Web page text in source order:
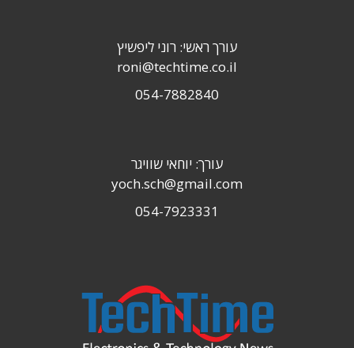
עורך ראשי: רוני ליפשיץ
roni@techtime.co.il
054-7882840
עורך: יוחאי שוויגר
yoch.sch@gmail.com
054-7923331